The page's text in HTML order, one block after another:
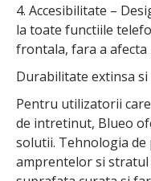
4. Accesibilitate –
la toate functiile
frontala, fara a
Durabilitate extinsa
Pentru utilizatorii
de intretinut, Blueo
solutii. Tehnologia
amprentelor si